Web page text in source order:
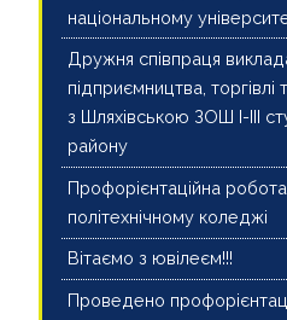
національному
Дружня співпраця
підприємництва, торгівлі
з Шляхівською ЗОШ І-ІІІ
району
Профорієнтаційна
політехнічному коледжі
Вітаємо з ювілеєм!!!
Проведено